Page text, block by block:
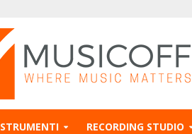
STRUMENTI RECORDING STUDIO